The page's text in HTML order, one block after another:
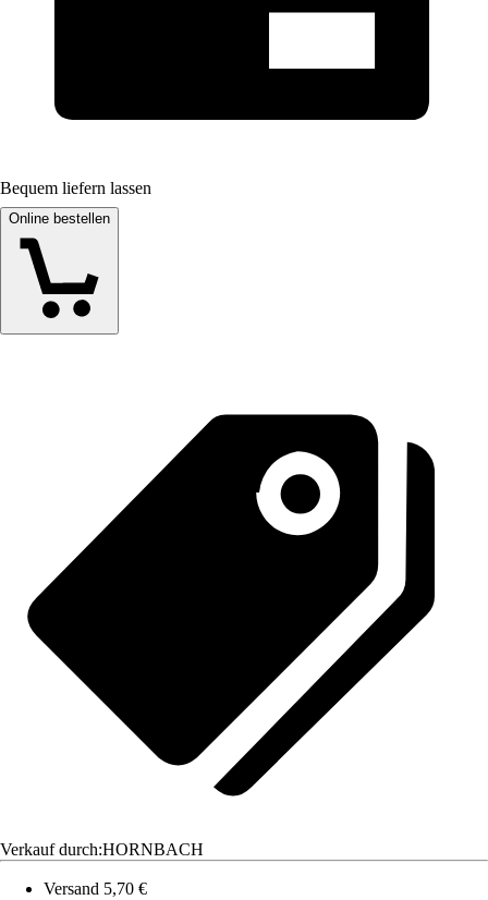
Bequem liefern lassen
Online bestellen
Verkauf durch:HORNBACH
Versand 5,70 €